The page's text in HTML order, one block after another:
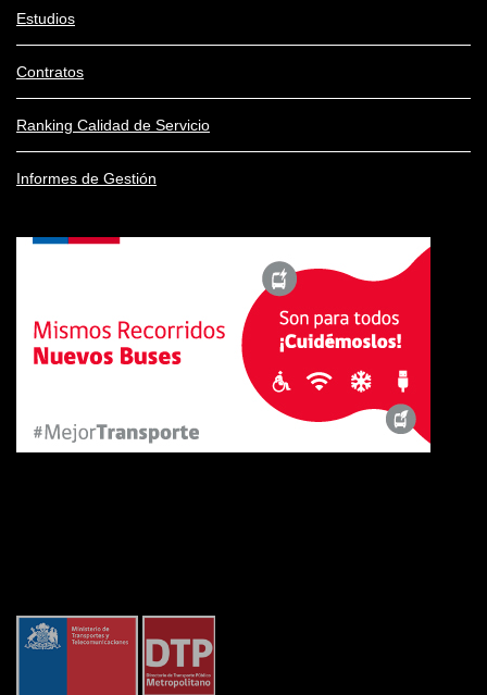
Estudios
Contratos
Ranking Calidad de Servicio
Informes de Gestión